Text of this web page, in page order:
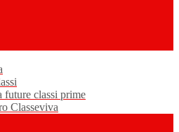
classi prime
Classeviva